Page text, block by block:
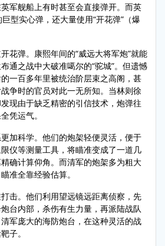
军舰船上有时甚至会直接弹开。而英
型实心弹，还大量使用“开花弹”（爆
花弹。康熙年间的“威远大将军炮”就能
通之战中大破准噶尔的“驼城”。但遗憾
一百多年里被统治阶层束之高阁，甚
争时的官员对此一无所知。当林则徐
现由于缺乏精密的引信技术，炮弹往
凭运气。
加科学。他们的炮架轻便灵活，便于
仪等测量工具，将瞄准变成了一道几
确计算仰角。而清军的炮架多为粗大
准全靠经验估算。
击。他们利用望远镜远距离侦察，先
台内部，杀伤有生力量，再派陆战队
军庞大的海防炮台，在这种灵活的战
子。